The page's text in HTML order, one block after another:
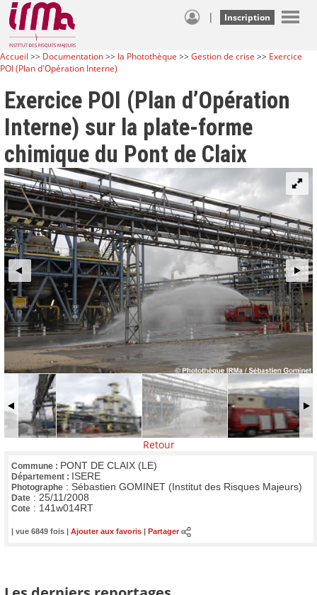
| Inscription
Accueil >> Documentation>> la Photothèque >>Gestion de crise >> Exercice
POI (Plan d'Opération Interne)
Exercice POI (Plan d’Opération
Interne) sur la plate-forme
chimique du Pont de Claix
Retour
Commune : PONT DE CLAIX (LE)
Département : ISERE
Photographe : Sébastien GOMINET (Institut des Risques Majeurs)
Date : 25/11/2008
Cote : 141w014RT
| vue 6849 fois | Ajouter aux favoris Partager